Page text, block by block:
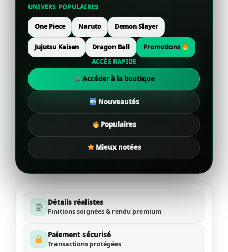
UNIVERS POPULAIRES
One Piece Naruto Demon Slayer
Jujutsu Kaisen Dragon Ball
Promotions
ACCÈS RAPIDE
Accéder à la boutique
Nouveautés
Populaires
Mieux notées
Détails réalistes
Finitions soignées & rendu premium
Paiement sécurisé
Transactions protégées